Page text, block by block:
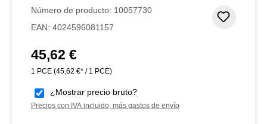
Número de producto: 10057730
EAN: 4024596081157
Precio normal:
45,62 €
1 PCE (45,62 €* / 1 PCE)
¿Mostrar precio bruto?
Precios con IVA incluido, más gastos de envío